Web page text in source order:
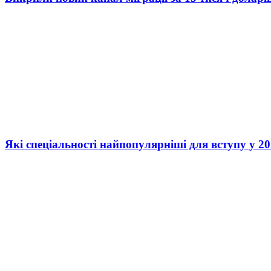
Які спеціальності найпопулярніші для вступу у